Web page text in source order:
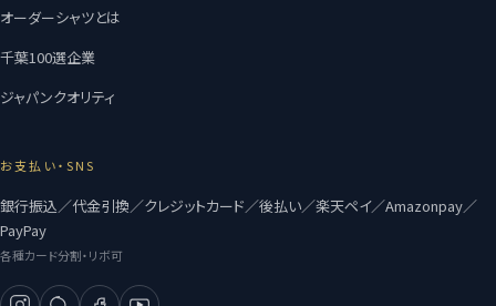
オーダーシャツとは
千葉100選企業
ジャパンクオリティ
お支払い・SNS
銀行振込／代金引換／クレジットカード／後払い／楽天ペイ／Amazonpay／
PayPay
各種カード分割・リボ可